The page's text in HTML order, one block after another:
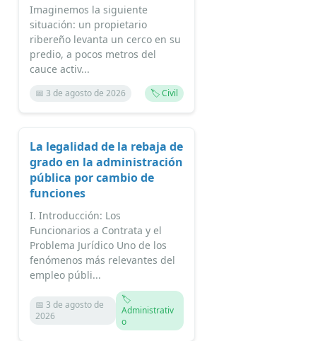
Imaginemos la siguiente
situación: un propietario
ribereño levanta un cerco en su
predio, a pocos metros del
cauce activ...
📅 3 de agosto de 2026 🏷️ Civil
La legalidad de la rebaja de
grado en la administración
pública por cambio de
funciones
I. Introducción: Los
Funcionarios a Contrata y el
Problema Jurídico Uno de los
fenómenos más relevantes del
empleo públi...
📅 3 de agosto de
2026
🏷️
Administrativ
o